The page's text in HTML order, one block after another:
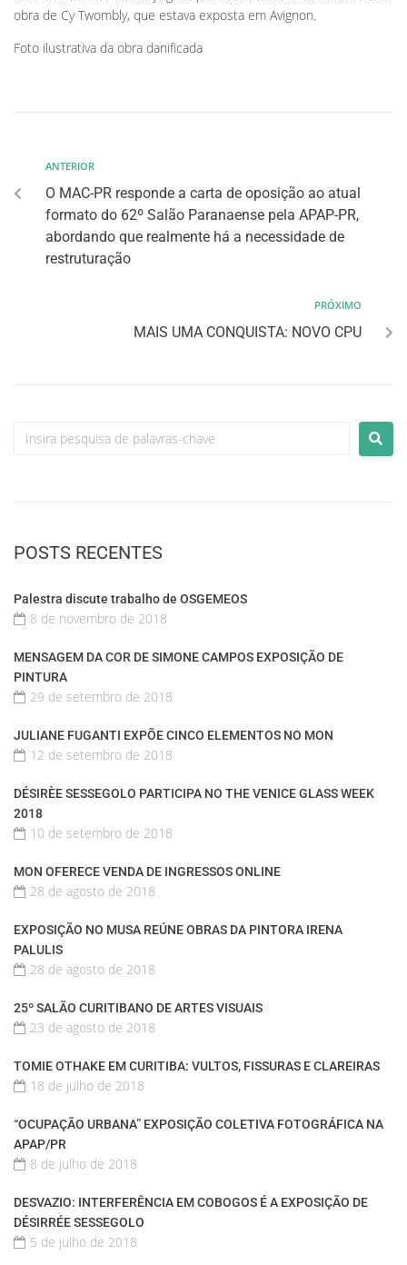
obra de Cy Twombly, que estava exposta em Avignon.
Foto ilustrativa da obra danificada
ANTERIOR
O MAC-PR responde a carta de oposição ao atual
formato do 62º Salão Paranaense pela APAP-PR,
abordando que realmente há a necessidade de
restruturação
PRÓXIMO
MAIS UMA CONQUISTA: NOVO CPU
POSTS RECENTES
Palestra discute trabalho de OSGEMEOS
8 de novembro de 2018
MENSAGEM DA COR DE SIMONE CAMPOS EXPOSIÇÃO DE
PINTURA
29 de setembro de 2018
JULIANE FUGANTI EXPÕE CINCO ELEMENTOS NO MON
12 de setembro de 2018
DÉSIRÈE SESSEGOLO PARTICIPA NO THE VENICE GLASS WEEK
2018
10 de setembro de 2018
MON OFERECE VENDA DE INGRESSOS ONLINE
28 de agosto de 2018
EXPOSIÇÃO NO MUSA REÚNE OBRAS DA PINTORA IRENA
PALULIS
28 de agosto de 2018
25º SALÃO CURITIBANO DE ARTES VISUAIS
23 de agosto de 2018
TOMIE OTHAKE EM CURITIBA: VULTOS, FISSURAS E CLAREIRAS
18 de julho de 2018
“OCUPAÇÃO URBANA” EXPOSIÇÃO COLETIVA FOTOGRÁFICA NA
APAP/PR
8 de julho de 2018
DESVAZIO: INTERFERÊNCIA EM COBOGOS É A EXPOSIÇÃO DE
DÉSIRRÉE SESSEGOLO
5 de julho de 2018